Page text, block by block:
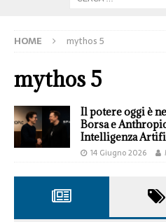
HOME mythos 5
mythos 5
Il potere oggi è
Borsa e
Intelligenza
14 Giugno 2026